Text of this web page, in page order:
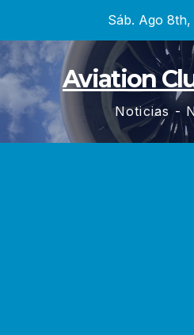
contenido
Sáb. Ago 8th,
Aviation
Noticias -